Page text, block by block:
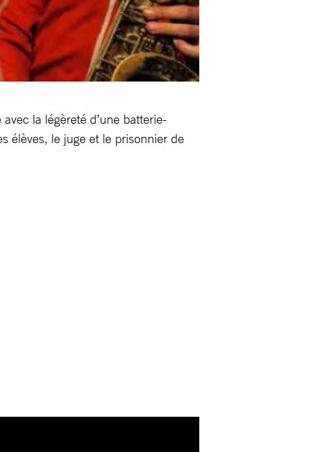
la légèreté d’une batterie-
élèves, le juge et le prisonnier de